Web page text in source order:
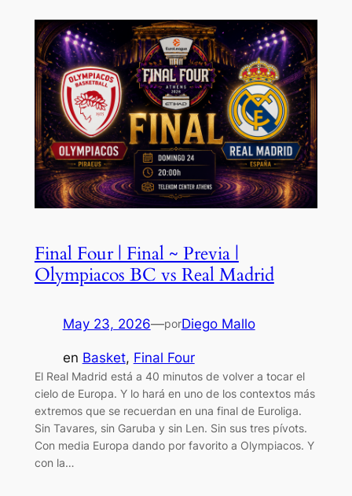
Final Four | Final ~ Previa |
Olympiacos BC vs Real Madrid
May 23, 2026—porDiego Mallo
en Basket, Final Four
El Real Madrid está a 40 minutos de volver a tocar el
cielo de Europa. Y lo hará en uno de los contextos más
extremos que se recuerdan en una final de Euroliga.
Sin Tavares, sin Garuba y sin Len. Sin sus tres pívots.
Con media Europa dando por favorito a Olympiacos. Y
con la…